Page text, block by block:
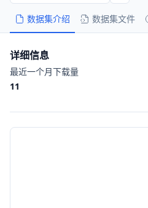
数据集介绍 数据集文件
详细信息
最近一个月下载量
11